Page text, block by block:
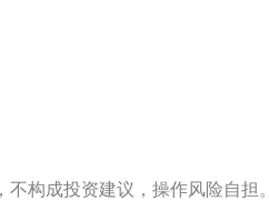
构成投资建议，操作风险自担。